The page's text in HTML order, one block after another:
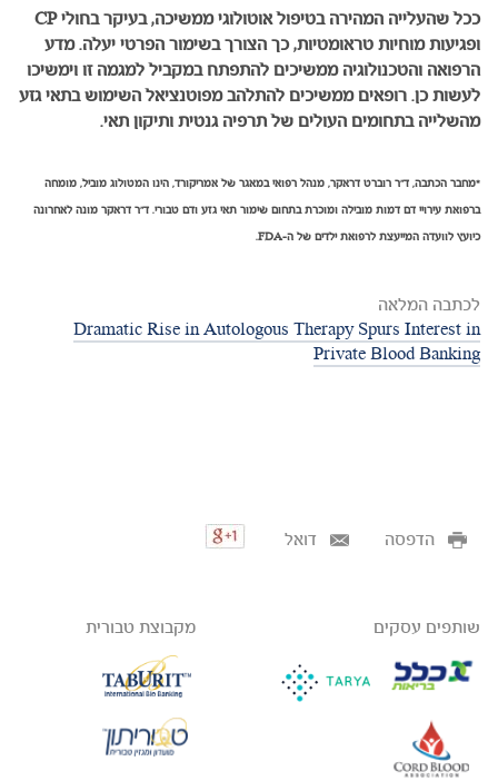
ככל שהעלייה המהירה בטיפול אוטולוגי ממשיכה, בעיקר בחולי CP
ופגיעות מוחיות טראומטיות, כך הצורך בשימור הפרטי יעלה. מדע
הרפואה והטכנולוגיה ממשיכים להתפתח במקביל למגמה זו וימשיכו
לעשות כן. רופאים ממשיכים להתלהב מפוטנציאל השימוש בתאי גזע
מהשלייה בתחומים העולים של תרפיה גנטית ותיקון תאי.
*מחבר הכתבה, ד"ר רוברט דראקר, מנהל רפואי במאגר של אמריקורד, הינו המטולוג מוביל, מומחה
ברפואת עירויי דם דמות מובילה ומוכרת בתחום שימור תאי גזע ודם טבורי. ד"ר דראקר מונה לאחרונה
כיועץ לוועדה המייעצת לרפואת ילדים של ה-FDA.
לכתבה המלאה
Dramatic Rise in Autologous Therapy Spurs Interest in
Private Blood Banking
הדפסה דואל
שותפים עסקים מקבוצת טבורית